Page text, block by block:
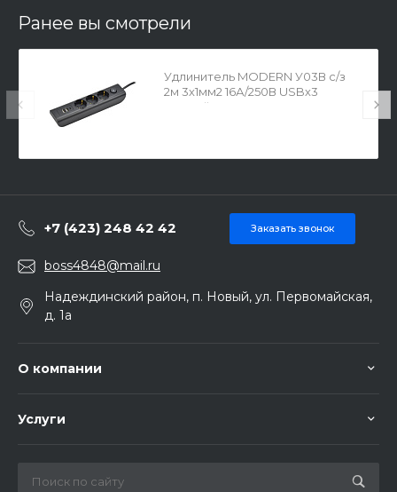
Ранее вы смотрели
Удлинитель MODERN У03В с/з
2м 3х1мм2 16А/250В USBх3
черный IEK 22992
+7 (423) 248 42 42 Заказать звонок
boss4848@mail.ru
Надеждинский район, п. Новый, ул. Первомайская,
д. 1а
О компании
Услуги